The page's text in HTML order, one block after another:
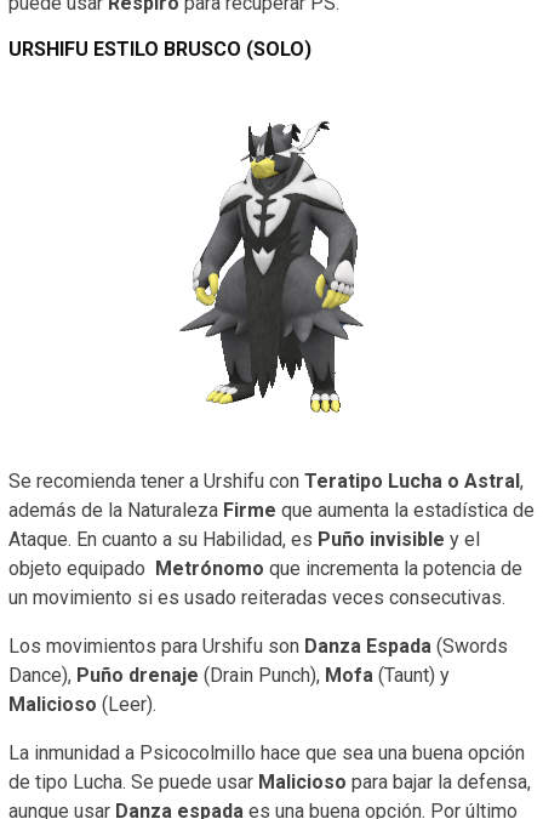
URSHIFU ESTILO BRUSCO (SOLO)
Se recomienda tener a Urshifu con Teratipo Lucha o Astral,
además de la Naturaleza Firme que aumenta la estadística de
Ataque. En cuanto a su Habilidad, es Puño invisible y el
objeto equipado Metrónomo que incrementa la potencia de
un movimiento si es usado reiteradas veces consecutivas.
Los movimientos para Urshifu son Danza Espada (Swords
Dance), Puño drenaje (Drain Punch), Mofa (Taunt) y
Malicioso (Leer).
La inmunidad a Psicocolmillo hace que sea una buena opción
de tipo Lucha. Se puede usar Malicioso para bajar la defensa,
aunque usar Danza espada es una buena opción. Por último